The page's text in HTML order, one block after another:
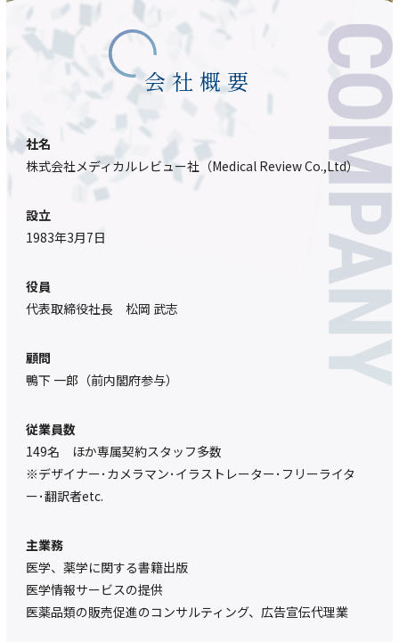
会社概要
社名
株式会社メディカルレビュー社（Medical Review Co.,Ltd）
設立
1983年3月7日
役員
代表取締役社長 松岡 武志
顧問
鴨下 一郎（前内閣府参与）
従業員数
149名 ほか専属契約スタッフ多数
※デザイナー･カメラマン･イラストレーター･フリーライタ
ー･翻訳者etc.
主業務
医学、薬学に関する書籍出版
医学情報サービスの提供
医薬品類の販売促進のコンサルティング、広告宣伝代理業